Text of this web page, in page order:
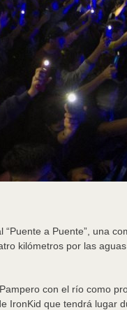
a Puente”, una
kilómetros por las
con el río como
IronKid que tendrá lugar